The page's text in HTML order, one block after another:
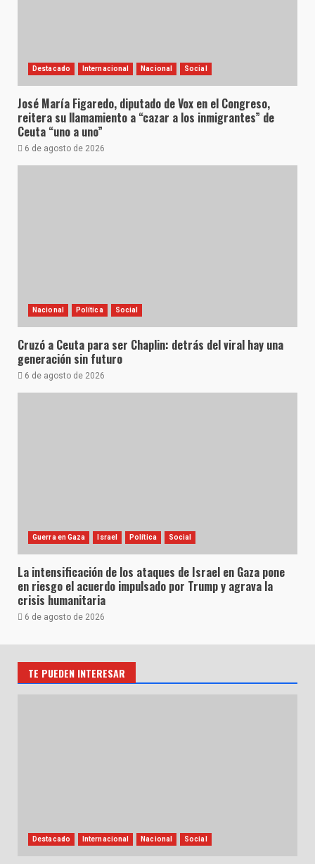
Destacado Internacional Nacional Social
José María Figaredo, diputado de Vox en el Congreso,
reitera su llamamiento a “cazar a los inmigrantes” de
Ceuta “uno a uno”
6 de agosto de 2026
Nacional Política Social
Cruzó a Ceuta para ser Chaplin: detrás del viral hay una
generación sin futuro
6 de agosto de 2026
Guerra en Gaza Israel Política Social
La intensificación de los ataques de Israel en Gaza pone
en riesgo el acuerdo impulsado por Trump y agrava la
crisis humanitaria
6 de agosto de 2026
TE PUEDEN INTERESAR
Destacado Internacional Nacional Social